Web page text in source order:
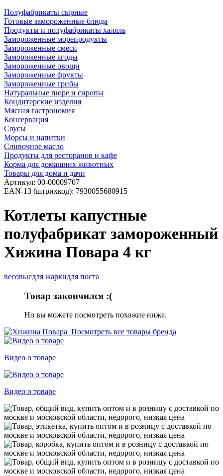
Полуфабрикаты сырные
Готовые замороженные блюда
Продукты и полуфабрикаты халяль
Замороженные морепродукты
Замороженные смеси
Замороженные ягоды
Замороженные овощи
Замороженные фрукты
Замороженные грибы
Натуральные пюре и сиропы
Кондитерские изделия
Мясная гастрономия
Консервация
Соусы
Морсы и напитки
Сливочное масло
Продукты для ресторанов и кафе
Корма для домашних животных
Товары для дома и дачи
Артикул: 00-00009707
EAN-13 (штрихкод): 7930055680915
Котлеты капустные
полуфабрикат замороженный
Хижина Повара 4 кг
весовыедля жаркидля поста
Товар закончился :(
Но вы можете посмотреть похожие ниже.
Посмотреть все товары бренда
Видео о товаре
Видео о товаре